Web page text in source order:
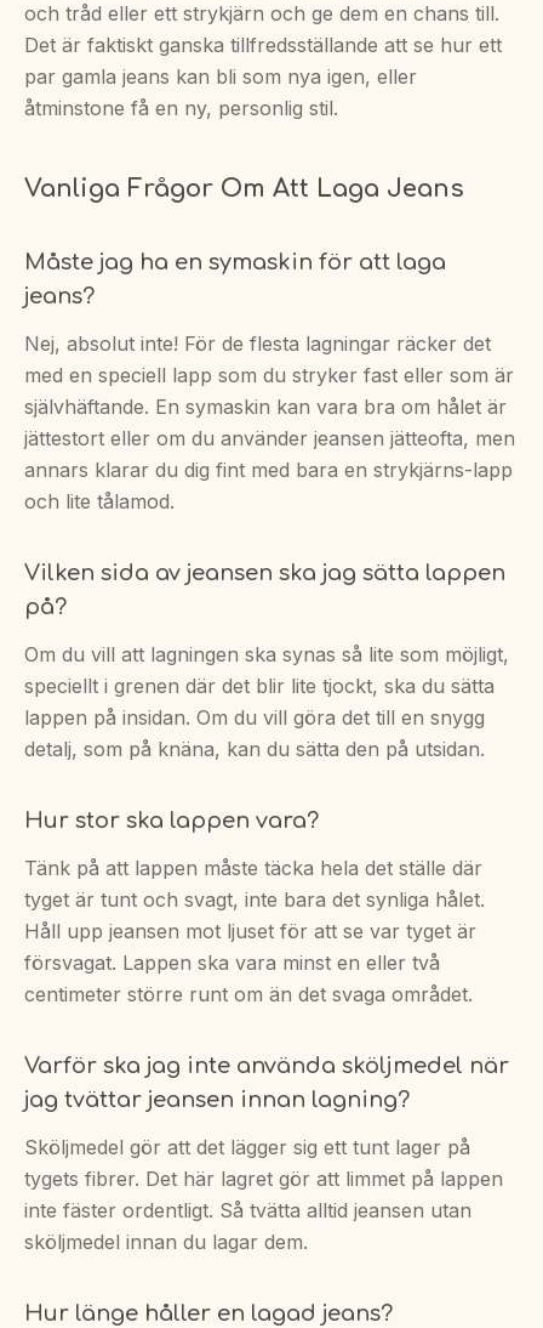
och tråd eller ett strykjärn och ge dem en chans till.
Det är faktiskt ganska tillfredsställande att se hur ett
par gamla jeans kan bli som nya igen, eller
åtminstone få en ny, personlig stil.
Vanliga Frågor Om Att Laga Jeans
Måste jag ha en symaskin för att laga
jeans?
Nej, absolut inte! För de flesta lagningar räcker det
med en speciell lapp som du stryker fast eller som är
självhäftande. En symaskin kan vara bra om hålet är
jättestort eller om du använder jeansen jätteofta, men
annars klarar du dig fint med bara en strykjärns-lapp
och lite tålamod.
Vilken sida av jeansen ska jag sätta lappen
på?
Om du vill att lagningen ska synas så lite som möjligt,
speciellt i grenen där det blir lite tjockt, ska du sätta
lappen på insidan. Om du vill göra det till en snygg
detalj, som på knäna, kan du sätta den på utsidan.
Hur stor ska lappen vara?
Tänk på att lappen måste täcka hela det ställe där
tyget är tunt och svagt, inte bara det synliga hålet.
Håll upp jeansen mot ljuset för att se var tyget är
försvagat. Lappen ska vara minst en eller två
centimeter större runt om än det svaga området.
Varför ska jag inte använda sköljmedel när
jag tvättar jeansen innan lagning?
Sköljmedel gör att det lägger sig ett tunt lager på
tygets fibrer. Det här lagret gör att limmet på lappen
inte fäster ordentligt. Så tvätta alltid jeansen utan
sköljmedel innan du lagar dem.
Hur länge håller en lagad jeans?